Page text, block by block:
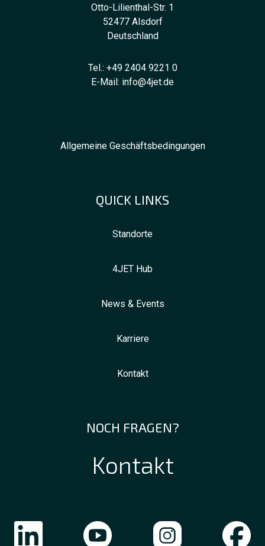
Otto-Lilienthal-Str. 1
52477 Alsdorf
Deutschland
Tel.: +49 2404 9221 0
E-Mail: info@4jet.de
Allgemeine Geschäftsbedingungen
QUICK LINKS
Standorte
4JET Hub
News & Events
Karriere
Kontakt
NOCH FRAGEN?
Kontakt